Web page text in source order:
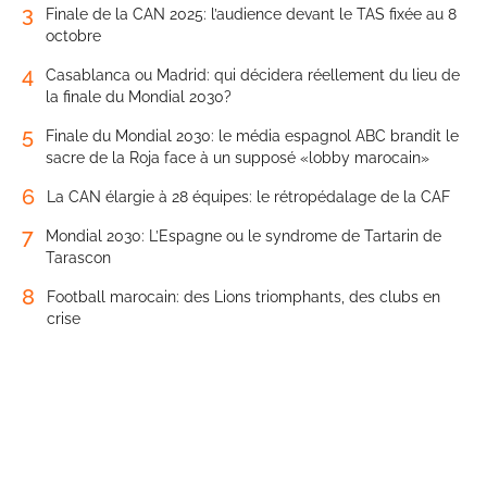
3
Finale de la CAN 2025: l’audience devant le TAS fixée au 8
octobre
4
Casablanca ou Madrid: qui décidera réellement du lieu de
la finale du Mondial 2030?
5
Finale du Mondial 2030: le média espagnol ABC brandit le
sacre de la Roja face à un supposé «lobby marocain»
6 La CAN élargie à 28 équipes: le rétropédalage de la CAF
7
Mondial 2030: L’Espagne ou le syndrome de Tartarin de
Tarascon
8
Football marocain: des Lions triomphants, des clubs en
crise